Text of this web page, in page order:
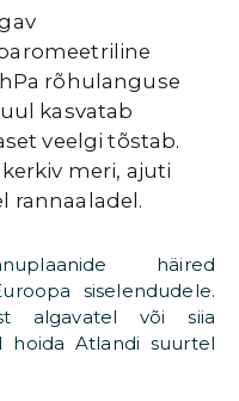
rõhulanguse
kasvatab
veelgi tõstab.
meri, ajuti
rannaaladel.
häired
siselendudele.
algavatel või siia
hoida Atlandi suurtel